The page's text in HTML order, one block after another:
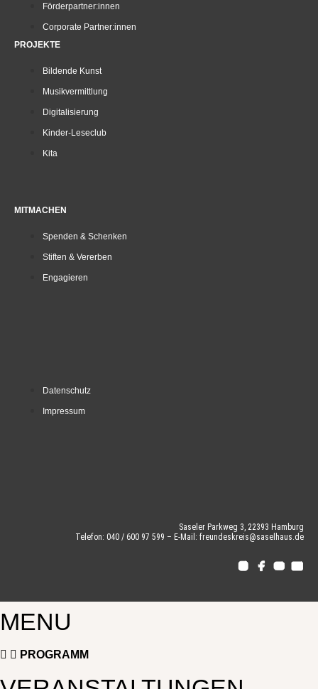
Förderpartner:innen
Corporate Partner:innen
PROJEKTE
Bildende Kunst
Musikvermittlung
Digitalisierung
Kinder-Leseclub
Kita
MITMACHEN
Spenden & Schenken
Stiften & Vererben
Engagieren
Datenschutz
Impressum
Saseler Parkweg 3, 22393 Hamburg
Telefon: 040 / 600 97 599 – E-Mail: freundeskreis@saselhaus.de
MENU
PROGRAMM